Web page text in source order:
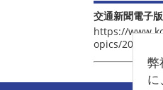
弊
に
交通新聞電子
https://
opics/2021/